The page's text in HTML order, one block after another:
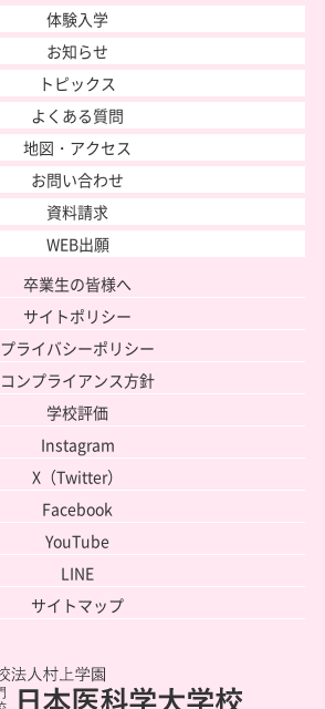
体験入学
お知らせ
トピックス
よくある質問
地図・アクセス
お問い合わせ
資料請求
WEB出願
卒業生の皆様へ
サイトポリシー
プライバシーポリシー
コンプライアンス方針
学校評価
Instagram
X（Twitter）
Facebook
YouTube
LINE
サイトマップ